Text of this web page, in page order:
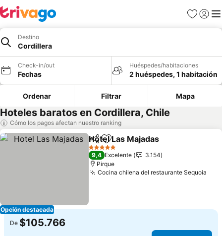
Favoritos
Iniciar
Destino
Cordillera
Check-in/out
Fechas
Huéspedes/habitaciones
2 huéspedes, 1 habitación
Ordenar Filtrar Mapa
Hoteles baratos en Cordillera, Chile
Cómo los pagos afectan nuestro ranking
Opción destacada
CompartirAgregar a favoritos
Hotel Las Majadas
5 Estrellas
9,4 Excelente
3.154
Pirque
Cocina chilena del restaurante Sequoia
De $105.766